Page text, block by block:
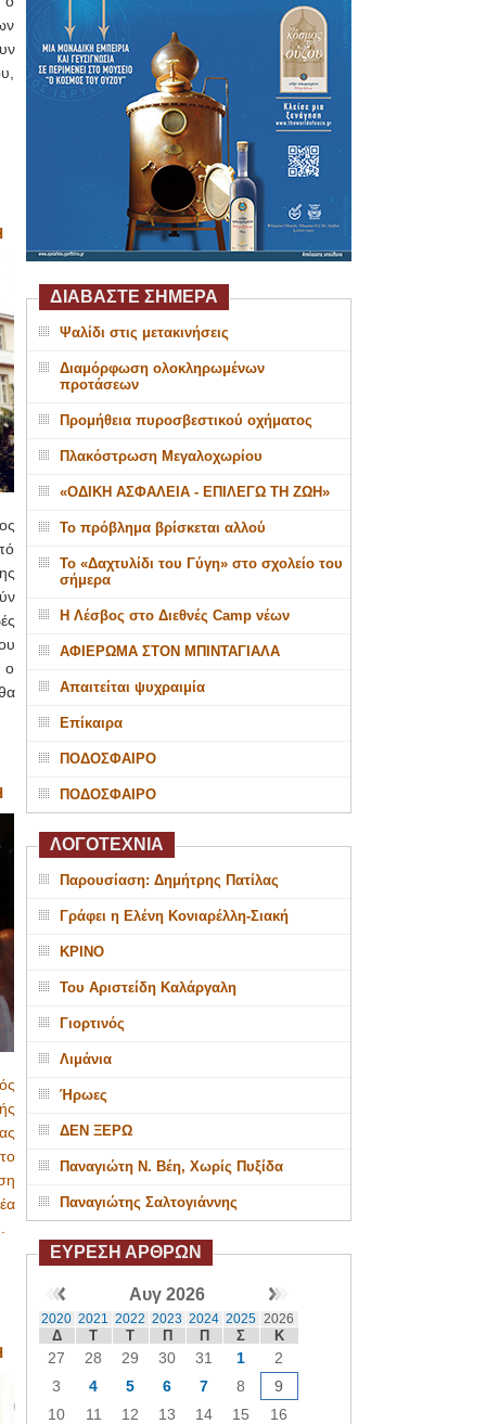
ο
ΔΙΑΒΑΣΤΕ ΣΗΜΕΡΑ
Ψαλίδι στις μετακινήσεις
Διαμόρφωση ολοκληρωμένων
προτάσεων
Προμήθεια πυροσβεστικού οχήματος
Πλακόστρωση Μεγαλοχωρίου
«ΟΔΙΚΗ ΑΣΦΑΛΕΙΑ - ΕΠΙΛΕΓΩ ΤΗ ΖΩΗ»
Το πρόβλημα βρίσκεται αλλού
Το «Δαχτυλίδι του Γύγη» στο σχολείο του
σήμερα
Η Λέσβος στο Διεθνές Camp νέων
ΑΦΙΕΡΩΜΑ ΣΤΟΝ ΜΠΙΝΤΑΓΙΑΛΑ
Απαιτείται ψυχραιμία
Επίκαιρα
ΠΟΔΟΣΦΑΙΡΟ
ΠΟΔΟΣΦΑΙΡΟ
ΛΟΓΟΤΕΧΝΙΑ
Παρουσίαση: Δημήτρης Πατίλας
Γράφει η Ελένη Κονιαρέλλη-Σιακή
ΚΡΙΝΟ
Του Αριστείδη Καλάργαλη
Γιορτινός
Λιμάνια
Ήρωες
ΔΕΝ ΞΕΡΩ
Παναγιώτη Ν. Βέη, Χωρίς Πυξίδα
Παναγιώτης Σαλτογιάννης
ΕΥΡΕΣΗ ΑΡΘΡΩΝ
Αυγ 2026
2020 2021 2022 2023 2024 2025 2026
Δ Τ Τ Π Π Σ Κ
27 28 29 30 31 1
2
3
4 5 6 7 8
9
10
11 12 13 14 15
16